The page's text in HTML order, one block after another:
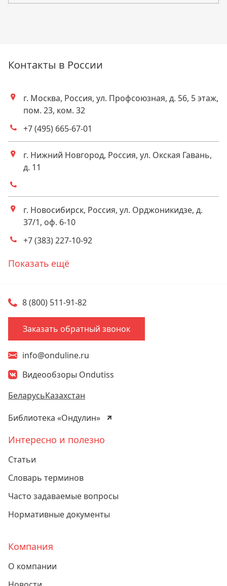
Контакты в России
Адрес
г. Москва, Россия, ул. Профсоюзная, д. 56, 5 этаж,
пом. 23, ком. 32
+7 (495) 665-67-01
Адрес
г. Нижний Новгород, Россия, ул. Окская Гавань,
д. 11
Телефоны
Адрес
г. Новосибирск, Россия, ул. Орджоникидзе, д.
37/1, оф. 6-10
+7 (383) 227-10-92
Показать ещё
8 (800) 511-91-82
Заказать обратный звонок
info@onduline.ru
Видеообзоры Ondutiss
БеларусьКазахстан
Библиотека «Ондулин»
Интересно и полезно
Статьи
Словарь терминов
Часто задаваемые вопросы
Нормативные документы
Компания
О компании